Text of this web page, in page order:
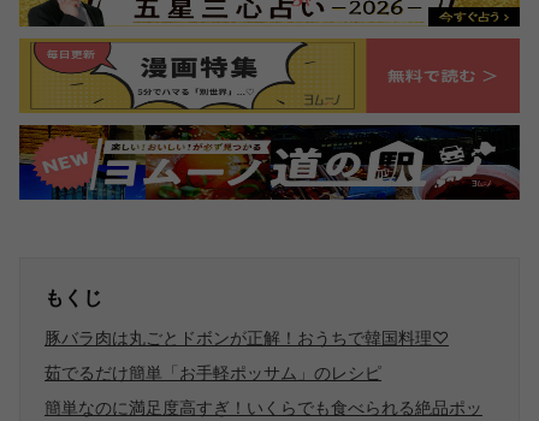
もくじ
豚バラ肉は丸ごとドボンが正解！おうちで韓国料理♡
茹でるだけ簡単「お手軽ポッサム」のレシピ
簡単なのに満足度高すぎ！いくらでも食べられる絶品ポッ